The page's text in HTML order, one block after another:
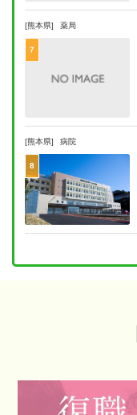
[熊本県] 薬局
7
[熊本県] 病院
8